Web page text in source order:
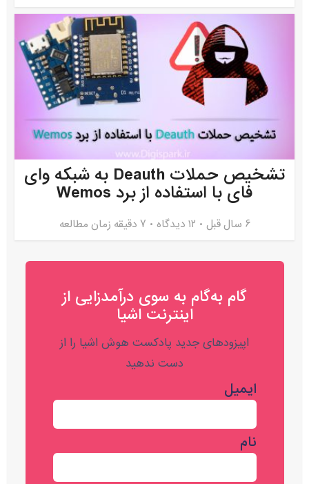
تشخیص حملات Deauth به شبکه وای
فای با استفاده از برد Wemos
6 سال قبل ۱۲ دیدگاه 7 دقیقه زمان مطالعه
گام به‌گام به‌ سوی درآمدزایی از
اینترنت اشیا
اپیزودهای جدید پادکست هوش اشیا را از
دست ندهید
ایمیل
نام